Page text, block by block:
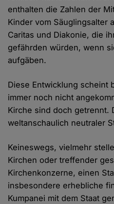
enthalten die Zahlen der
Kinder vom Säuglingsalter
Caritas und Diakonie, die
gefährden würden, wenn
aufgäben.
Diese Entwicklung scheint
immer noch nicht
Kirche sind doch getrennt.
weltanschaulich neutraler
Keineswegs, vielmehr
Kirchen oder treffender
Kirchenkonzerne, einen
insbesondere erhebliche
Kumpanei mit dem Staat